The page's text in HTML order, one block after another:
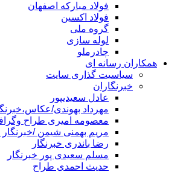
فولاد مبارکه اصفهان
فولاد اکسین
گروه ملی
لوله سازی
چادرملو
همکاران رسانه ای
سیاسیت گذاری سایت
خبرنگاران
عادل سعیدیپور
مهرداد بهوندی/
معصومه امیری طراح
مریم بهمنی شیمن /خبرنگار
رضا باندری خبرنگار
مسلم سعیدی پور خبرنگار
حدیث احمدی طراح